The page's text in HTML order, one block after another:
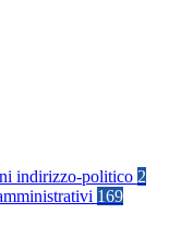
indirizzo-politico 2
169